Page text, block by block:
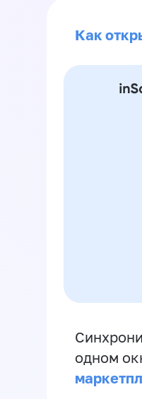
Как
одном